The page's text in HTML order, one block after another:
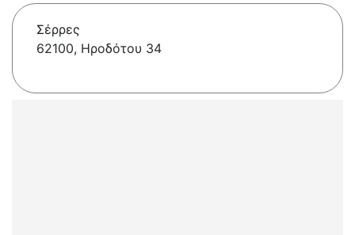
Σέρρες
62100, Ηροδότου 34